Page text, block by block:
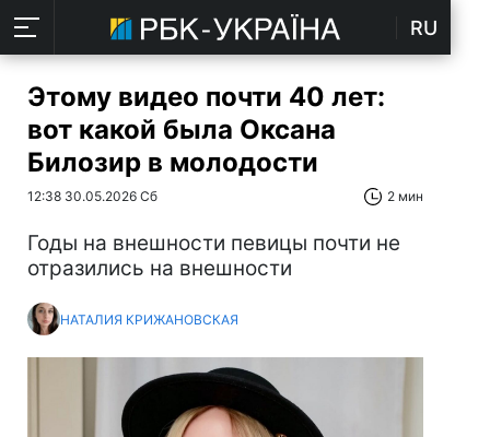
RU
Этому видео почти 40 лет:
вот какой была Оксана
Билозир в молодости
12:38 30.05.2026 Сб 2 мин
Годы на внешности певицы почти не
отразились на внешности
НАТАЛИЯ КРИЖАНОВСКАЯ